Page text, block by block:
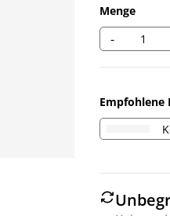
Menge
-
Empfohlene